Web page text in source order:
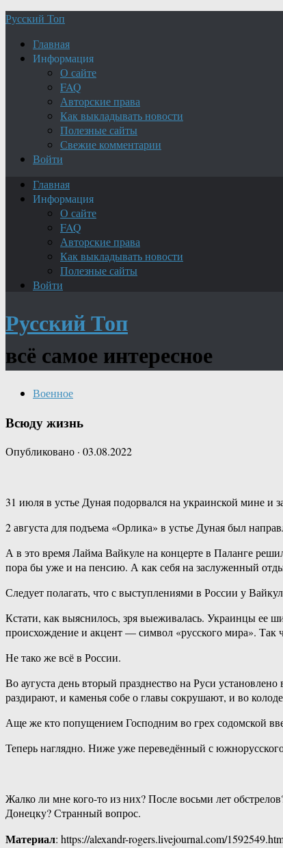
Русский Топ
Главная
Информация
О сайте
FAQ
Авторские права
Как выкладывать новости
Полезные сайты
Свежие комментарии
Войти
Главная
Информация
О сайте
FAQ
Авторские права
Как выкладывать новости
Полезные сайты
Войти
Русский Топ
всё самое интересное
Военное
Всюду жизнь
Опубликовано · 03.08.2022
31 июля в устье Дуная подорвался на украинской мине и
2 августа для подъема «Орлика» в устье Дуная был
А в это время Лайма Вайкуле на концерте в Паланге
пора бы уже и на пенсию. А как себя на заслуженный
Следует полагать, что с выступлениями в России у
Кстати, как выяснилось, зря выеживалась. Украинцы ее
происхождение и акцент — символ «русского мира». Так
Не тако же всё в России.
Во аугуста день вторый празднество на Руси
раздирают, и каменья собе о главы сокрушают, и во
Аще же кто попущением Господним во грех содомской
Теперь наглядно. Ниже уже переведённый с
Жалко ли мне кого-то из них? После восьми лет
Донецку? Странный вопрос.
Материал: https://alexandr-rogers.livejournal.com/